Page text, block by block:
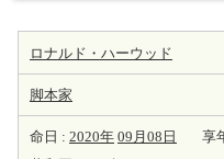
ロナルド・ハーウッド
脚本家
命日 : 2020年 09月08日 享